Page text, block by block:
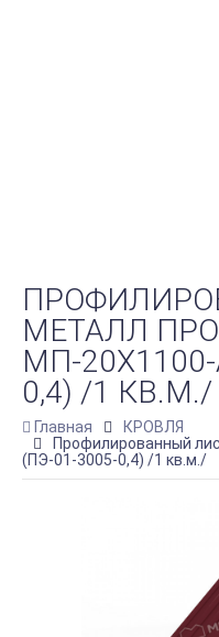
МЕТАЛЛ
МП-
0,4) /1 КВ.М./
Главная
КРОВЛЯ
Профилированный
(ПЭ-01-3005-0,4) /1 кв.м./